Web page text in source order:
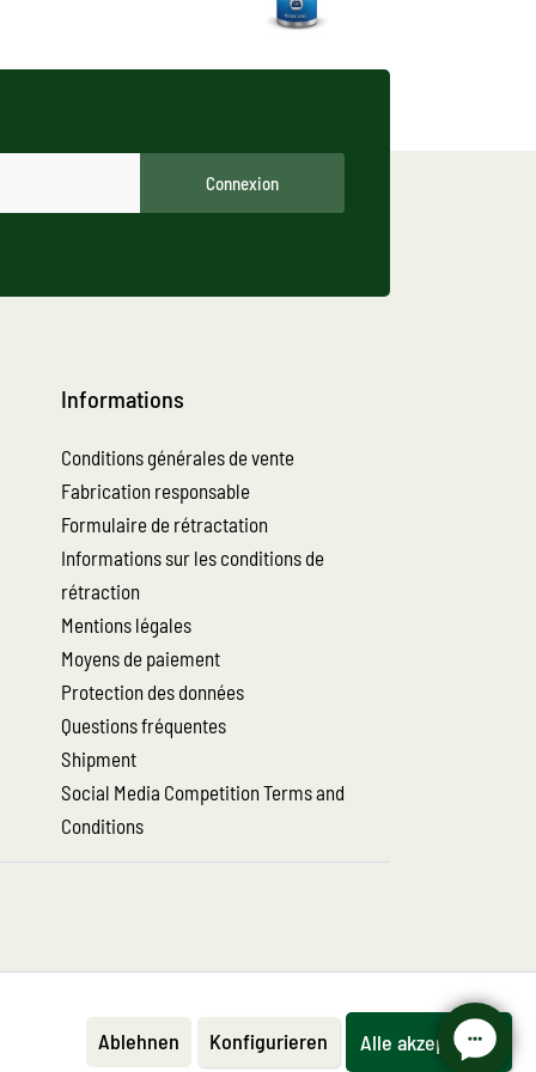
Connexion
Informations
Conditions générales de vente
Fabrication responsable
Formulaire de rétractation
Informations sur les conditions de
rétraction
Mentions légales
Moyens de paiement
Protection des données
Questions fréquentes
Shipment
Social Media Competition Terms and
Conditions
Ablehnen Alle akzeptieren
Konfigurieren